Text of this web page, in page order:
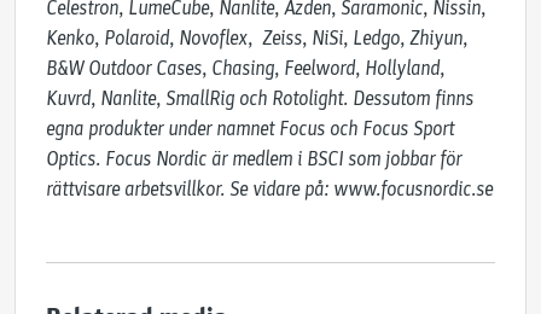
Celestron, LumeCube, Nanlite, Azden, Saramonic, Nissin,
Kenko, Polaroid, Novoflex,  Zeiss, NiSi, Ledgo, Zhiyun,
B&W Outdoor Cases, Chasing, Feelword, Hollyland,
Kuvrd, Nanlite, SmallRig och Rotolight. Dessutom finns
egna produkter under namnet Focus och Focus Sport
Optics. Focus Nordic är medlem i BSCI som jobbar för
rättvisare arbetsvillkor. Se vidare på: www.focusnordic.se